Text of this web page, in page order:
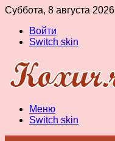
Суббота, 8 августа 2026
Войти
Switch skin
Меню
Switch skin